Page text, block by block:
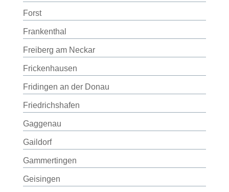
Forst
Frankenthal
Freiberg am Neckar
Frickenhausen
Fridingen an der Donau
Friedrichshafen
Gaggenau
Gaildorf
Gammertingen
Geisingen